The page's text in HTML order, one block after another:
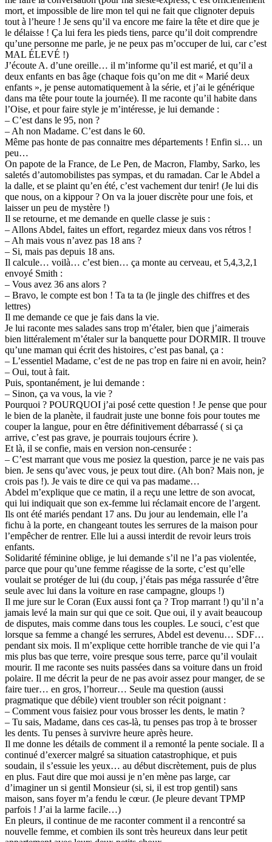
mort, et impossible de lire mon tel qui ne fait que clignoter depuis
tout à l’heure ! Je sens qu’il va encore me faire la tête et dire que je
le délaisse ! Ça lui fera les pieds tiens, parce qu’il doit comprendre
qu’une personne me parle, je ne peux pas m’occuper de lui, car c’est
MAL ÉLEVÉ !)
J’écoute A. d’une oreille… il m’informe qu’il est marié, et qu’il a
deux enfants en bas âge (chaque fois qu’on me dit « Marié deux
enfants », je pense automatiquement à la série, et j’ai le générique
dans ma tête pour toute la journée). Il me raconte qu’il habite dans
l’Oise, et pour faire style je m’intéresse, je lui demande :
– C’est dans le 95, non ?
– Ah non Madame. C’est dans le 60.
Même pas honte de pas connaitre mes départements ! Enfin si… un
peu…
On papote de la France, de Le Pen, de Macron, Flamby, Sarko, les
saletés d’automobilistes pas sympas, et du ramadan. Car le Abdel a
la dalle, et se plaint qu’en été, c’est vachement dur tenir! (Je lui dis
que nous, on a kippour ? On va la jouer discrète pour une fois, et
laisser un peu de mystère !)
Il se retourne, et me demande en quelle classe je suis :
– Allons Abdel, faites un effort, regardez mieux dans vos rétros !
– Ah mais vous n’avez pas 18 ans ?
– Si, mais pas depuis 18 ans.
Il calcule… voilà… c’est bien… ça monte au cerveau, et 5,4,3,2,1
envoyé Smith :
– Vous avez 36 ans alors ?
– Bravo, le compte est bon ! Ta ta ta (le jingle des chiffres et des
lettres)
Il me demande ce que je fais dans la vie.
Je lui raconte mes salades sans trop m’étaler, bien que j’aimerais
bien littéralement m’étaler sur la banquette pour DORMIR. Il trouve
qu’une maman qui écrit des histoires, c’est pas banal, ça :
– L’essentiel Madame, c’est de ne pas trop en faire ni en avoir, hein?
– Oui, tout à fait.
Puis, spontanément, je lui demande :
– Sinon, ça va vous, la vie ?
Pourquoi ? POURQUOI j’ai posé cette question ! Je pense que pour
le bien de la planète, il faudrait juste une bonne fois pour toutes me
couper la langue, pour en être définitivement débarrassé ( si ça
arrive, c’est pas grave, je pourrais toujours écrire ).
Et là, il se confie, mais en version non-censurée :
– C’est marrant que vous me posiez la question, parce je ne vais pas
bien. Je sens qu’avec vous, je peux tout dire. (Ah bon? Mais non, je
crois pas !). Je vais te dire ce qui va pas madame…
Abdel m’explique que ce matin, il a reçu une lettre de son avocat,
qui lui indiquait que son ex-femme lui réclamait encore de l’argent.
Ils ont été mariés pendant 17 ans. Du jour au lendemain, elle l’a
fichu à la porte, en changeant toutes les serrures de la maison pour
l’empêcher de rentrer. Elle lui a aussi interdit de revoir leurs trois
enfants.
Solidarité féminine oblige, je lui demande s’il ne l’a pas violentée,
parce que pour qu’une femme réagisse de la sorte, c’est qu’elle
voulait se protéger de lui (du coup, j’étais pas méga rassurée d’être
seule avec lui dans la voiture en rase campagne, gloups !)
Il me jure sur le Coran (Eux aussi font ça ? Trop marrant !) qu’il n’a
jamais levé la main sur qui que ce soit. Que oui, il y avait beaucoup
de disputes, mais comme dans tous les couples. Le souci, c’est que
lorsque sa femme a changé les serrures, Abdel est devenu… SDF…
pendant six mois. Il m’explique cette horrible tranche de vie qui l’a
mis plus bas que terre, voire presque sous terre, parce qu’il voulait
mourir. Il me raconte ses nuits passées dans sa voiture dans un froid
polaire. Il me décrit la peur de ne pas avoir assez pour manger, de se
faire tuer… en gros, l’horreur… Seule ma question (aussi
pragmatique que débile) vient troubler son récit poignant :
– Comment vous faisiez pour vous brosser les dents, le matin ?
– Tu sais, Madame, dans ces cas-là, tu penses pas trop à te brosser
les dents. Tu penses à survivre heure après heure.
Il me donne les détails de comment il a remonté la pente sociale. Il a
continué d’exercer malgré sa situation catastrophique, et puis
soudain, il s’essuie les yeux… au début discrètement, puis de plus
en plus. Faut dire que moi aussi je n’en mène pas large, car
d’imaginer un si gentil Monsieur (si, si, il est trop gentil) sans
maison, sans foyer m’a fendu le cœur. (Je pleure devant TPMP
parfois ! J’ai la larme facile…)
En pleurs, il continue de me raconter comment il a rencontré sa
nouvelle femme, et combien ils sont très heureux dans leur petit